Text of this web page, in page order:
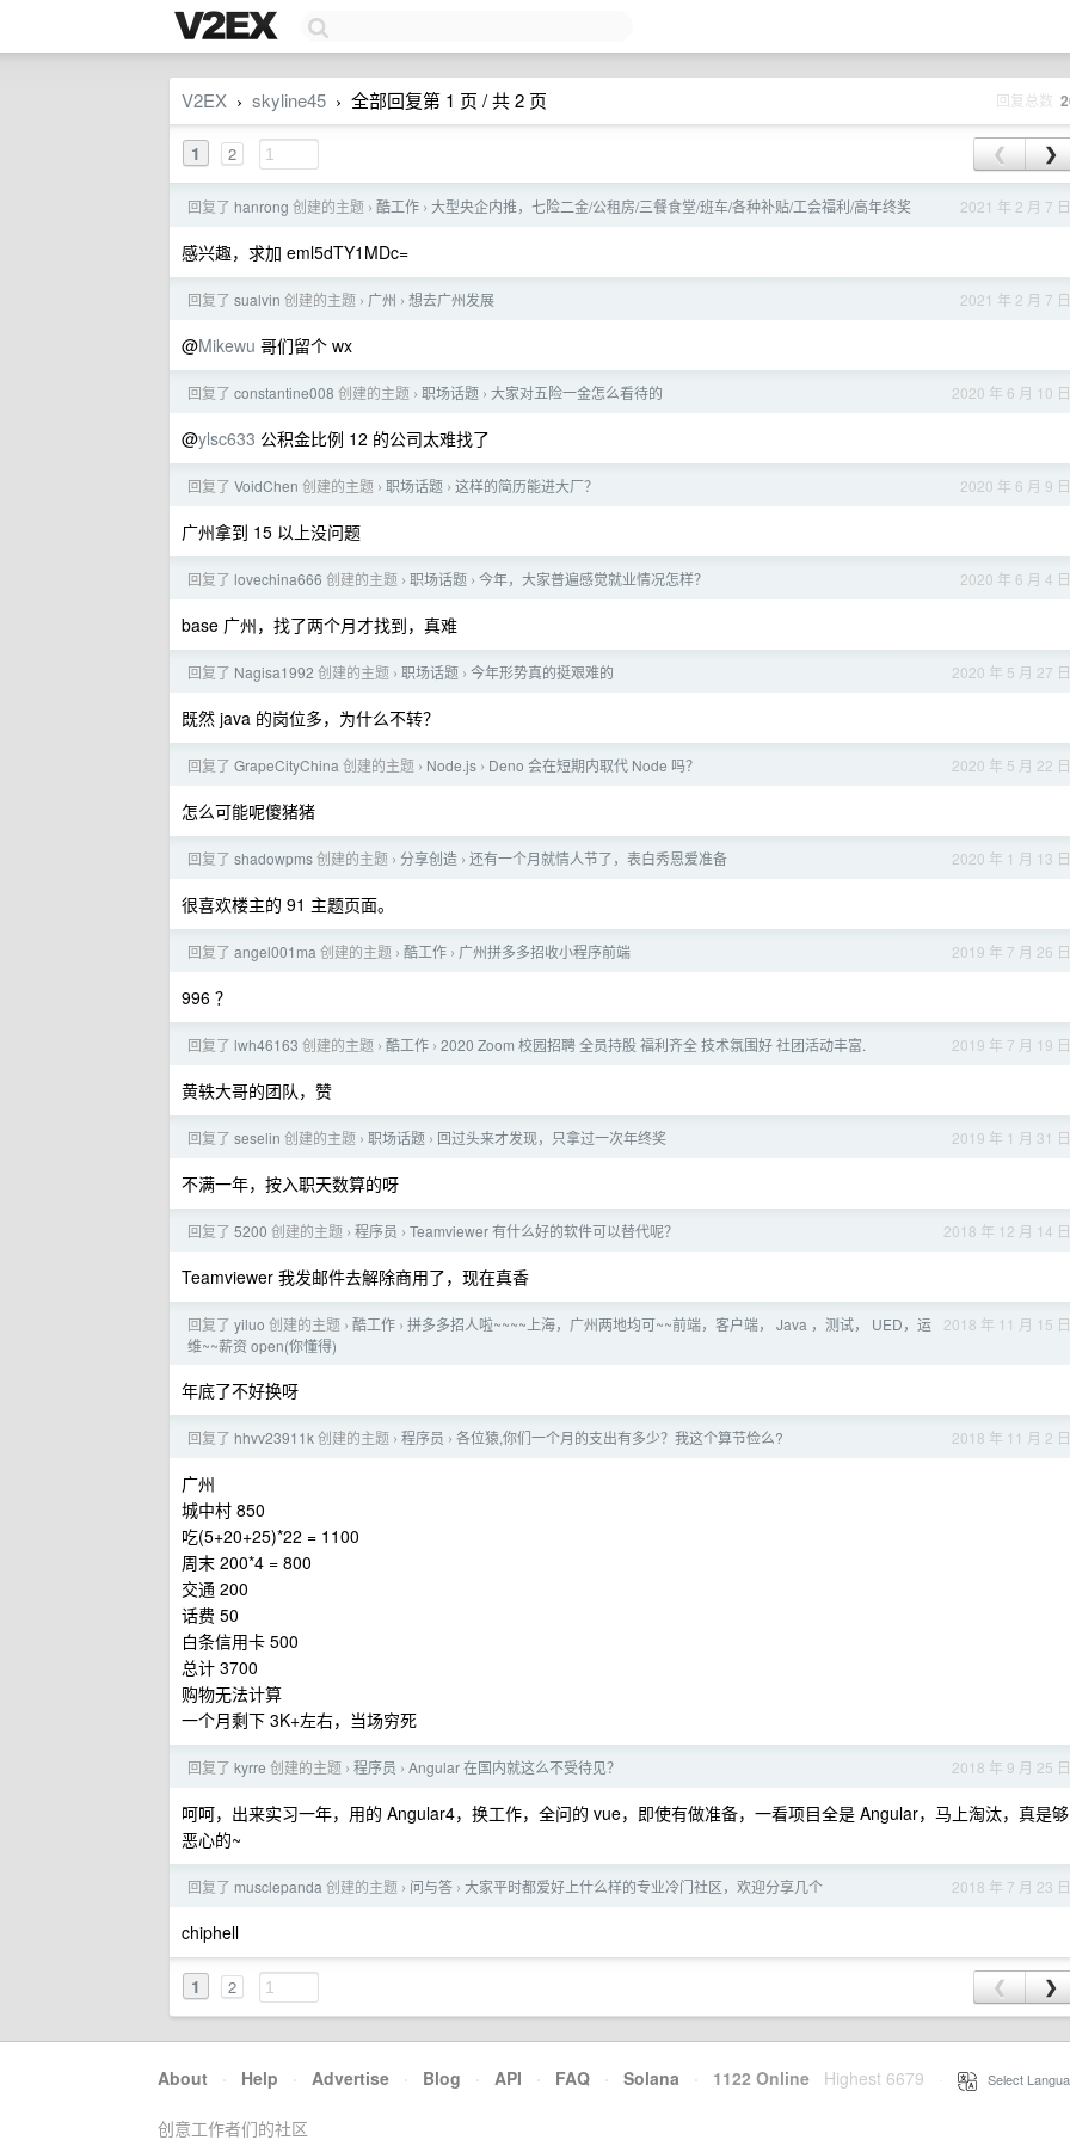
V2EX › skyline45 › 全部回复第 1 页 / 共 2 页 回复总数
1 2 ❮ ❯
2021 年 2 月 7 日
回复了 hanrong 创建的主题 › 酷工作 › 大型央企内推，七险二金/公租房/三餐食堂/班车/各种补贴/工会福利/高年终奖
感兴趣，求加 eml5dTY1MDc=
2021 年 2 月 7 日
回复了 sualvin 创建的主题 › 广州 › 想去广州发展
@Mikewu 哥们留个 wx
2020 年 6 月 10 日
回复了 constantine008 创建的主题 › 职场话题 › 大家对五险一金怎么看待的
@ylsc633 公积金比例 12 的公司太难找了
2020 年 6 月 9 日
回复了 VoidChen 创建的主题 › 职场话题 › 这样的简历能进大厂？
广州拿到 15 以上没问题
2020 年 6 月 4 日
回复了 lovechina666 创建的主题 › 职场话题 › 今年，大家普遍感觉就业情况怎样？
base 广州，找了两个月才找到，真难
2020 年 5 月 27 日
回复了 Nagisa1992 创建的主题 › 职场话题 › 今年形势真的挺艰难的
既然 java 的岗位多，为什么不转？
2020 年 5 月 22 日
回复了 GrapeCityChina 创建的主题 › Node.js › Deno 会在短期内取代 Node 吗？
怎么可能呢傻猪猪
2020 年 1 月 13 日
回复了 shadowpms创建的主题 › 分享创造 › 还有一个月就情人节了，表白秀恩爱准备
很喜欢楼主的 91 主题页面。
2019 年 7 月 26 日
回复了 angel001ma 创建的主题 › 酷工作 › 广州拼多多招收小程序前端
996 ？
2019 年 7 月 19 日
回复了 lwh46163 创建的主题 › 酷工作 › 2020 Zoom 校园招聘 全员持股 福利齐全 技术氛围好 社团活动丰富.
黄轶大哥的团队，赞
2019 年 1 月 31 日
回复了 seselin 创建的主题 › 职场话题 › 回过头来才发现，只拿过一次年终奖
不满一年，按入职天数算的呀
2018 年 12 月 14 日
回复了 5200 创建的主题 › 程序员 › Teamviewer 有什么好的软件可以替代呢？
Teamviewer 我发邮件去解除商用了，现在真香
2018 年 11 月 15 日
回复了 yiluo 创建的主题 › 酷工作 › 拼多多招人啦~~~~上海，广州两地均可~~前端，客户端， Java ，测试， UED，运
维~~薪资 open(你懂得)
年底了不好换呀
2018 年 11 月 2 日
回复了 hhvv23911k创建的主题 › 程序员 › 各位猿,你们一个月的支出有多少？我这个算节俭么?
广州
城中村 850
吃(5+20+25)*22 = 1100
周末 200*4 = 800
交通 200
话费 50
白条信用卡 500
总计 3700
购物无法计算
一个月剩下 3K+左右，当场穷死
2018 年 9 月 25 日
回复了 kyrre 创建的主题 › 程序员 › Angular 在国内就这么不受待见？
呵呵，出来实习一年，用的 Angular4，换工作，全问的 vue，即使有做准备，一看项目全是 Angular，马上淘汰，真是够
恶心的~
2018 年 7 月 23 日
回复了 musclepanda 创建的主题 › 问与答 › 大家平时都爱好上什么样的专业冷门社区，欢迎分享几个
chiphell
1 2 ❮ ❯
About · Help · Advertise · Blog · API · FAQ · Solana · 1122 Online Highest 6679 Select
创意工作者们的社区